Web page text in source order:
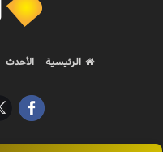
الرئيسية الأحدث